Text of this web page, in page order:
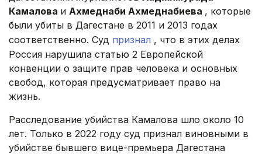
Камалова и Ахмеднаби Ахмеднабиева , которые
были убиты в Дагестане в 2011 и 2013 годах
соответственно. Суд признал , что в этих делах
Россия нарушила статью 2 Европейской
конвенции о защите прав человека и основных
свобод, которая предусматривает право на
жизнь.
Расследование убийства Камалова шло около 10
лет. Только в 2022 году суд признал виновными в
убийстве бывшего вице-премьера Дагестана